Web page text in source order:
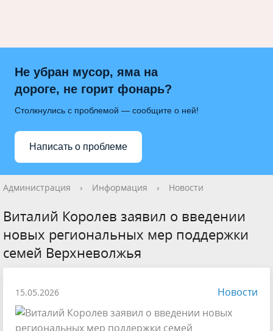
Не убран мусор, яма на
дороге, не горит фонарь?
Столкнулись с проблемой — сообщите о ней!
Написать о проблеме
Администрация › Информация › Новости
Виталий Королев заявил о введении
новых региональных мер поддержки
семей Верхневолжья
15.05.2026 Новости